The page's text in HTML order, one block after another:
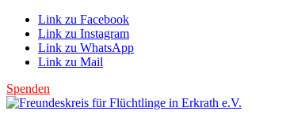
Link zu Facebook
Link zu Instagram
Link zu WhatsApp
Link zu Mail
Spenden